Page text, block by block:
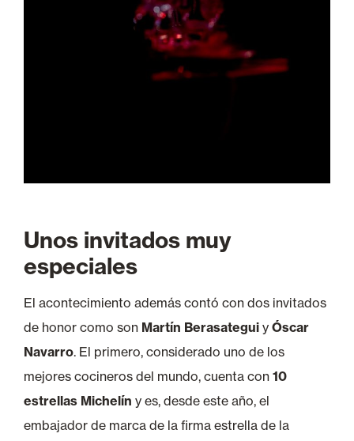
Unos invitados muy
especiales
El acontecimiento además contó con dos invitados
de honor como son Martín Berasategui y Óscar
Navarro. El primero, considerado uno de los
mejores cocineros del mundo, cuenta con 10
estrellas Michelín y es, desde este año, el
embajador de marca de la firma estrella de la